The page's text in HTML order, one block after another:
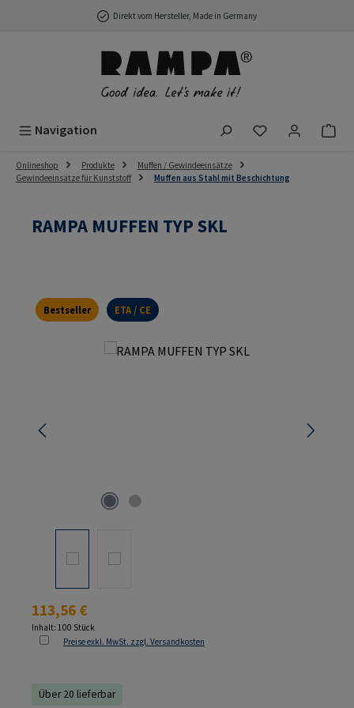
Zum Hauptinhalt springenDirekt vom Hersteller, Made in Germany
Navigation Du hast 0
Onlineshop Produkte
Muffen / Gewindeeinsätze
Gewindeeinsätze für Kunststoff
Muffen aus Stahl mit Beschichtung
RAMPA MUFFEN TYP SKL
Bestseller ETA / CE
Bildergalerie überspringen
Regulärer Preis:
113,56 €
Inhalt: 100 Stück
Preise exkl. MwSt. zzgl. Versandkosten
Über 20 lieferbar